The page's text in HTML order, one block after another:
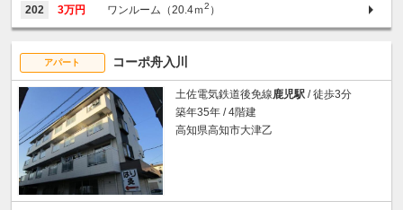
202 3万円 ワンルーム（20.4ｍ2 ）
アパート コーポ舟入川
土佐電気鉄道後免線鹿児駅 / 徒歩3分
築年35年 / 4階建
高知県高知市大津乙